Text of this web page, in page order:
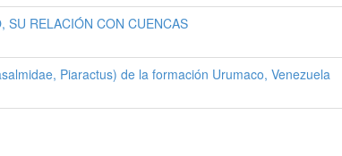
SU RELACIÓN CON CUENCAS
Piaractus) de la formación Urumaco, Venezuela